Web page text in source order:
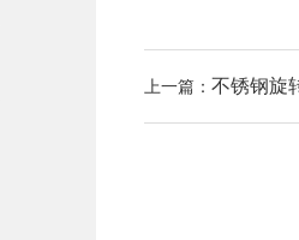
上一篇： 不锈钢旋